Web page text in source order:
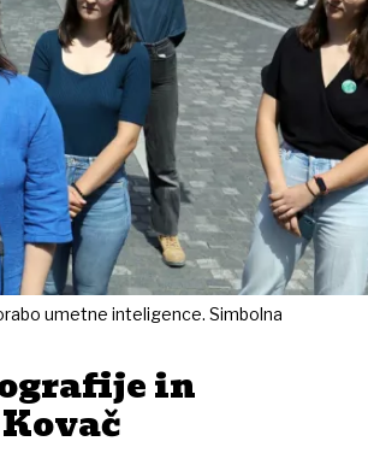
umetne inteligence. Simbolna
in